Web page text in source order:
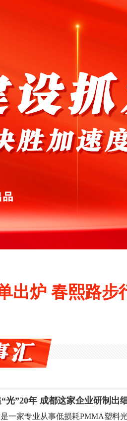
出炉 春熙路步
光”20年 成都这家企业研制出
一家专业从事低损耗PMMA塑料